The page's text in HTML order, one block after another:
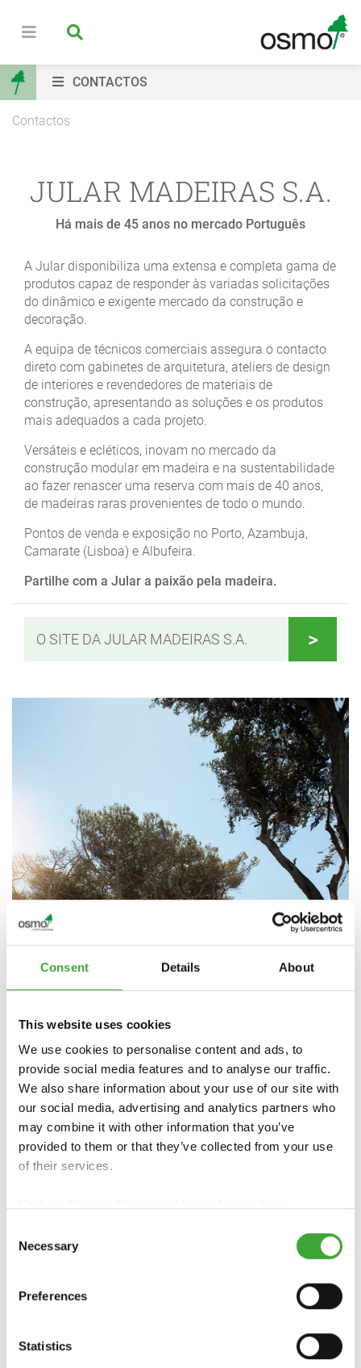
Consent Details About
This website uses cookies
We use cookies to personalise content and ads, to
provide social media features and to analyse our traffic.
We also share information about your use of our site with
our social media, advertising and analytics partners who
may combine it with other information that you’ve
provided to them or that they’ve collected from your use
of their services.
Selection
Necessary
Preferences
Statistics
CONTACTOS
Contactos
JULAR MADEIRAS S.A.
Há mais de 45 anos no mercado Português
A Jular disponibiliza uma extensa e completa gama de
produtos capaz de responder às variadas solicitações
do dinâmico e exigente mercado da construção e
decoração.
A equipa de técnicos comerciais assegura o contacto
direto com gabinetes de arquitetura, ateliers de design
de interiores e revendedores de materiais de
construção, apresentando as soluções e os produtos
mais adequados a cada projeto.
Versáteis e ecléticos, inovam no mercado da
construção modular em madeira e na sustentabilidade
ao fazer renascer uma reserva com mais de 40 anos,
de madeiras raras provenientes de todo o mundo.
Pontos de venda e exposição no Porto, Azambuja,
Camarate (Lisboa) e Albufeira.
Partilhe com a Jular a paixão pela madeira.
O SITE DA JULAR MADEIRAS S.A.
Fábrica
Técnico
EXPOSIÇÃO
José
Domingues,